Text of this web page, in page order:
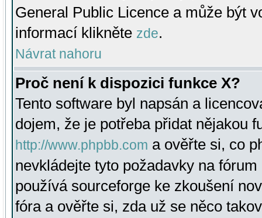
General Public Licence a může být
informací klikněte zde.
Návrat nahoru
Proč není k dispozici funkce X?
Tento software byl napsán a
dojem, že je potřeba přidat nějakou
http://www.phpbb.com a ověřte si, co
nevkládejte tyto požadavky na
používá sourceforge ke zkoušení
fóra a ověřte si, zda už se něco